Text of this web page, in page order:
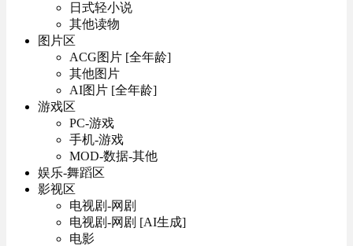
日式轻小说
其他读物
图片区
ACG图片 [全年龄]
其他图片
AI图片 [全年龄]
游戏区
PC-游戏
手机-游戏
MOD-数据-其他
娱乐-舞蹈区
影视区
电视剧-网剧
电视剧-网剧 [AI生成]
电影